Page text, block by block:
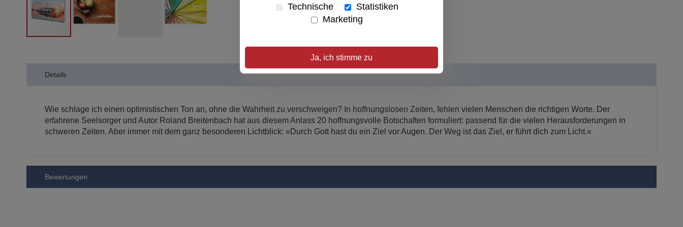
Bildergalerie
Details
Wie schlage ich einen optimistischen Ton an, ohne die Wahrheit zu verschweigen? In hoffnungslosen Zeiten, fehlen vielen Menschen die richtigen Worte. Der
erfahrene Seelsorger und Autor Roland Breitenbach hat aus diesem Anlass 20 hoffnungsvolle Botschaften formuliert: passend für die vielen Herausforderungen in
schweren Zeiten. Aber immer mit dem ganz besonderen Lichtblick: »Durch Gott hast du ein Ziel vor Augen. Der Weg ist das Ziel, er führt dich zum Licht.«
Bewertungen
Technische
Statistiken
Marketing
Ja, ich stimme zu